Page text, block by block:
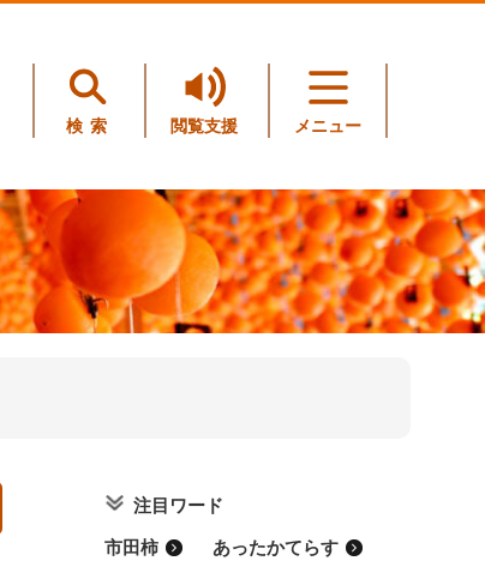
検索 閲覧支援 メニュー
注目ワード
市田柿
あったかてらす